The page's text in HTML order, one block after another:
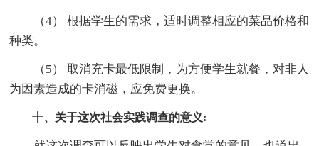
（4） 根据学生的需求，适时调整相应的菜品价格和
种类。
（5） 取消充卡最低限制，为方便学生就餐，对非人
为因素造成的卡消磁，应免费更换。
十、关于这次社会实践调查的意义: